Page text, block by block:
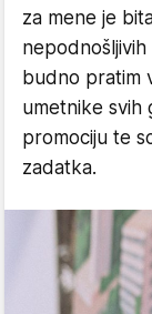
za mene je
budno pratim
umetnike svih
promociju te
zadatka.